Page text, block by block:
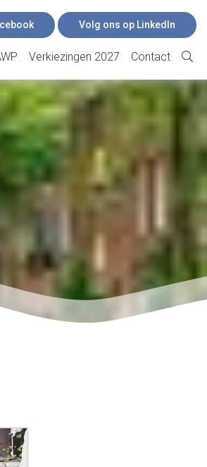
Volg ons op LinkedIn
Verkiezingen 2027 Contact